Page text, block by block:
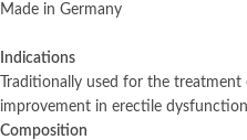
Made in Germany
Indications
Traditionally used for the
improvement in erectile
Composition